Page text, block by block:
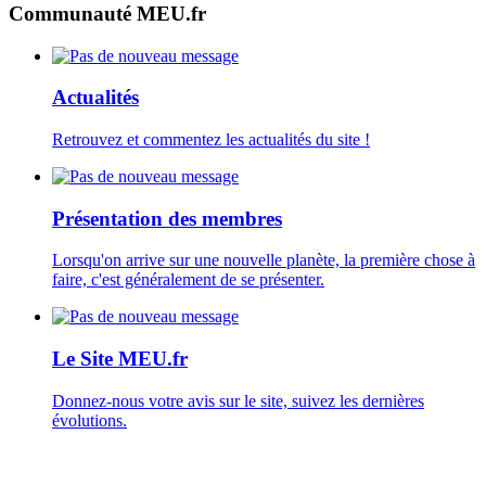
Communauté MEU.fr
Actualités
Retrouvez et commentez les actualités du site !
Présentation des membres
Lorsqu'on arrive sur une nouvelle planète, la première chose à
faire, c'est généralement de se présenter.
Le Site MEU.fr
Donnez-nous votre avis sur le site, suivez les dernières
évolutions.